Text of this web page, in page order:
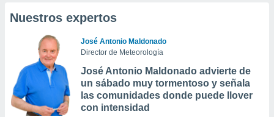
Nuestros expertos
José Antonio Maldonado
Director de Meteorología
José Antonio Maldonado advierte de
un sábado muy tormentoso y señala
las comunidades donde puede llover
con intensidad